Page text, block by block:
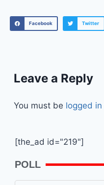
Facebook Twitter
Leave a Reply
You must be logged in
[the_ad id="219"]
POLL